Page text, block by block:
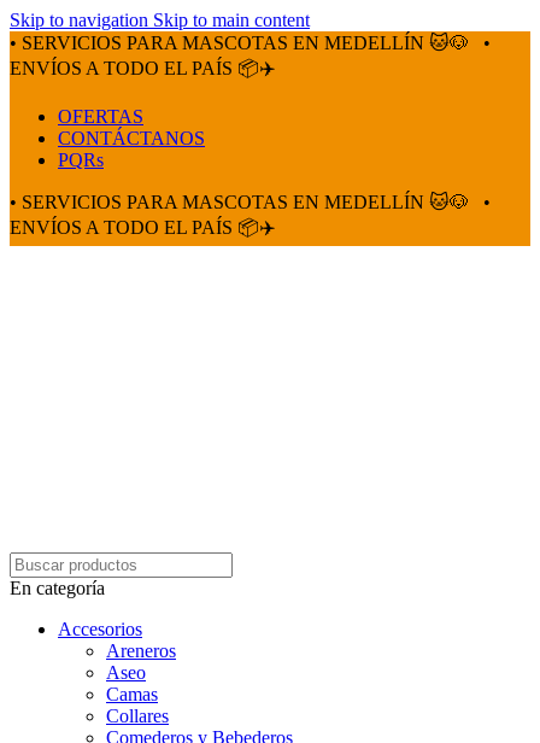
Skip to navigation Skip to main content
• SERVICIOS PARA MASCOTAS EN MEDELLÍN 🐱🐶
•
ENVÍOS A TODO EL PAÍS 📦✈️
OFERTAS
CONTÁCTANOS
PQRs
• SERVICIOS PARA MASCOTAS EN MEDELLÍN 🐱🐶
•
ENVÍOS A TODO EL PAÍS 📦✈️
En categoría
Accesorios
Areneros
Aseo
Camas
Collares
Comederos y Bebederos